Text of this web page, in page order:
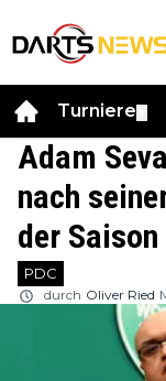
Turniere
Adam
nach
der
PDC
durch Oliver Ried